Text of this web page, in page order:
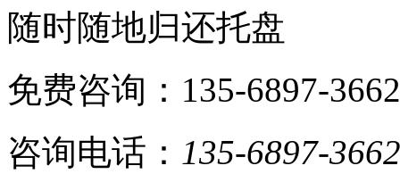
随时随地归还托盘
免费咨询：135-6897-3662
咨询电话： 135-6897-3662